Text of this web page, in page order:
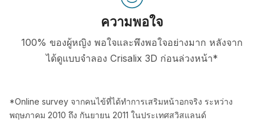
ความพอใจ
100% ของผู้หญิง พอใจและพึงพอใจอย่างมาก หลังจาก
ได้ดูแบบจำลอง Crisalix 3D ก่อนล่วงหน้า*
*Online survey จากคนไข้ที่ได้ทำการเสริมหน้าอกจริง ระหว่าง
พฤษภาคม 2010 ถึง กันยายน 2011 ในประเทศสวิสแลนด์